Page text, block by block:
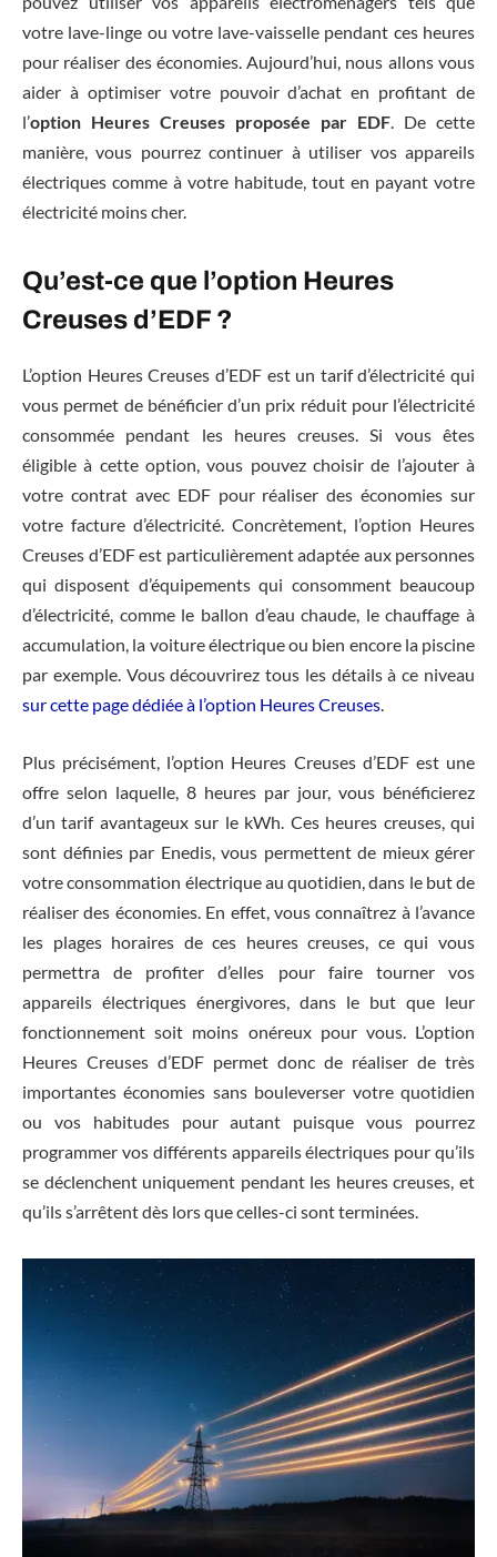
votre lave-linge ou votre lave-vaisselle pendant ces heures
pour réaliser des économies. Aujourd’hui, nous allons vous
aider à optimiser votre pouvoir d’achat en profitant de
l’option Heures Creuses proposée par EDF. De cette
manière, vous pourrez continuer à utiliser vos appareils
électriques comme à votre habitude, tout en payant votre
électricité moins cher.
Qu’est-ce que l’option Heures
Creuses d’EDF ?
L’option Heures Creuses d’EDF est un tarif d’électricité qui
vous permet de bénéficier d’un prix réduit pour l’électricité
consommée pendant les heures creuses. Si vous êtes
éligible à cette option, vous pouvez choisir de l’ajouter à
votre contrat avec EDF pour réaliser des économies sur
votre facture d’électricité. Concrètement, l’option Heures
Creuses d’EDF est particulièrement adaptée aux personnes
qui disposent d’équipements qui consomment beaucoup
d’électricité, comme le ballon d’eau chaude, le chauffage à
accumulation, la voiture électrique ou bien encore la piscine
par exemple. Vous découvrirez tous les détails à ce niveau
sur cette page dédiée à l’option Heures Creuses.
Plus précisément, l’option Heures Creuses d’EDF est une
offre selon laquelle, 8 heures par jour, vous bénéficierez
d’un tarif avantageux sur le kWh. Ces heures creuses, qui
sont définies par Enedis, vous permettent de mieux gérer
votre consommation électrique au quotidien, dans le but de
réaliser des économies. En effet, vous connaîtrez à l’avance
les plages horaires de ces heures creuses, ce qui vous
permettra de profiter d’elles pour faire tourner vos
appareils électriques énergivores, dans le but que leur
fonctionnement soit moins onéreux pour vous. L’option
Heures Creuses d’EDF permet donc de réaliser de très
importantes économies sans bouleverser votre quotidien
ou vos habitudes pour autant puisque vous pourrez
programmer vos différents appareils électriques pour qu’ils
se déclenchent uniquement pendant les heures creuses, et
qu’ils s’arrêtent dès lors que celles-ci sont terminées.